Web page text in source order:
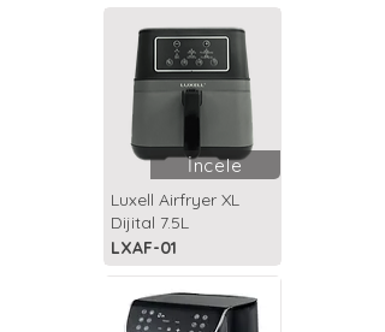
İncele
Luxell Airfryer XL
Dijital 7.5L
LXAF-01